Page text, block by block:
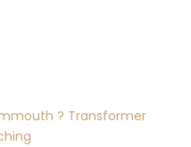
? Transformer